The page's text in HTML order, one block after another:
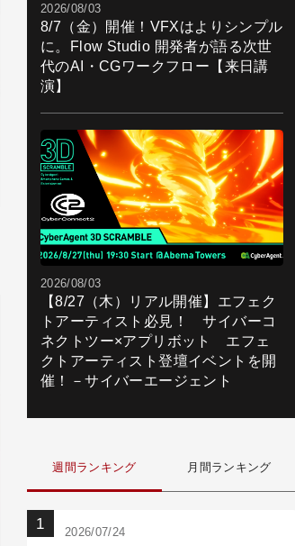
2026/08/03
8/7（金）開催！VFXはよりシンプル
に。Flow Studio 開発者が語る次世
代のAI・CGワークフロー【来日講
演】
2026/08/03
【8/27（木）リアル開催】エフェク
トアーティスト必見！ サイバーコ
ネクトツー×アプリボット エフェ
クトアーティスト登壇イベントを開
催！－サイバーエージェント
週間ランキング 月間ランキング
2026/07/24